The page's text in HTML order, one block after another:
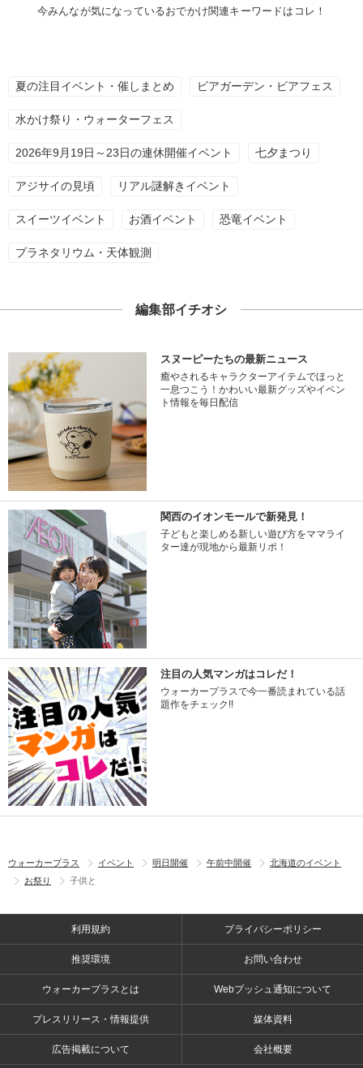
今みんなが気になっているおでかけ関連キーワードはコレ！
夏の注目イベント・催しまとめ ビアガーデン・ビアフェス
水かけ祭り・ウォーターフェス
2026年9月19日～23日の連休開催イベント 七夕まつり
アジサイの見頃 リアル謎解きイベント
スイーツイベント お酒イベント 恐竜イベント
プラネタリウム・天体観測
編集部イチオシ
スヌーピーたちの最新ニュース
癒やされるキャラクターアイテムでほっと
一息つこう！かわいい最新グッズやイベン
ト情報を毎日配信
関西のイオンモールで新発見！
子どもと楽しめる新しい遊び方をママライ
ター達が現地から最新リポ！
注目の人気マンガはコレだ！
ウォーカープラスで今一番読まれている話
題作をチェック!!
ウォーカープラス イベント 明日開催 午前中開催
北海道のイベント
お祭り
子供と
利用規約 プライバシーポリシー
推奨環境 お問い合わせ
ウォーカープラスとは Webプッシュ通知について
プレスリリース・情報提供 媒体資料
広告掲載について 会社概要